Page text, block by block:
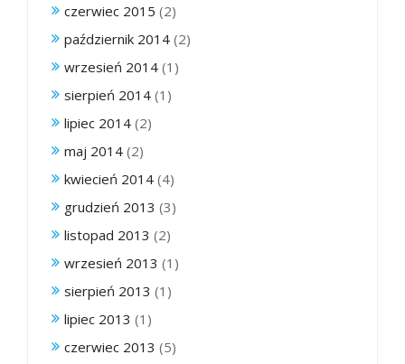
czerwiec 2015 (2)
październik 2014 (2)
wrzesień 2014 (1)
sierpień 2014 (1)
lipiec 2014 (2)
maj 2014 (2)
kwiecień 2014 (4)
grudzień 2013 (3)
listopad 2013 (2)
wrzesień 2013 (1)
sierpień 2013 (1)
lipiec 2013 (1)
czerwiec 2013 (5)